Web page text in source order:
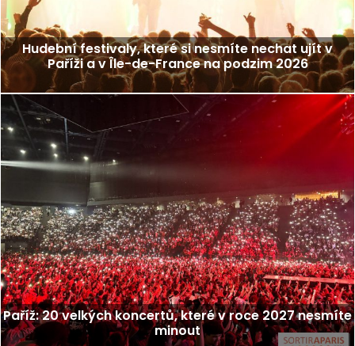
Hudební festivaly, které si nesmíte nechat ujít v
Paříži a v Île-de-France na podzim 2026
Paříž: 20 velkých koncertů, které v roce 2027 nesmíte
minout